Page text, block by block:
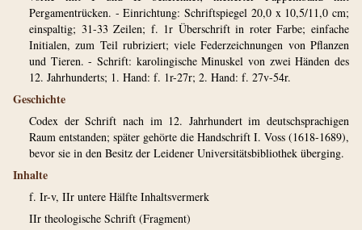
Pergamentrücken. - Einrichtung: Schriftspiegel 20,0 x 10,5/11,0 cm;
einspaltig; 31-33 Zeilen; f. 1r Überschrift in roter Farbe; einfache
Initialen, zum Teil rubriziert; viele Federzeichnungen von Pflanzen
und Tieren. - Schrift: karolingische Minuskel von zwei Händen des
12. Jahrhunderts; 1. Hand: f. 1r-27r; 2. Hand: f. 27v-54r.
Geschichte
Codex der Schrift nach im 12. Jahrhundert im deutschsprachigen
Raum entstanden; später gehörte die Handschrift I. Voss (1618-1689),
bevor sie in den Besitz der Leidener Universitätsbibliothek überging.
Inhalte
f. Ir-v, IIr untere Hälfte Inhaltsvermerk
IIr theologische Schrift (Fragment)